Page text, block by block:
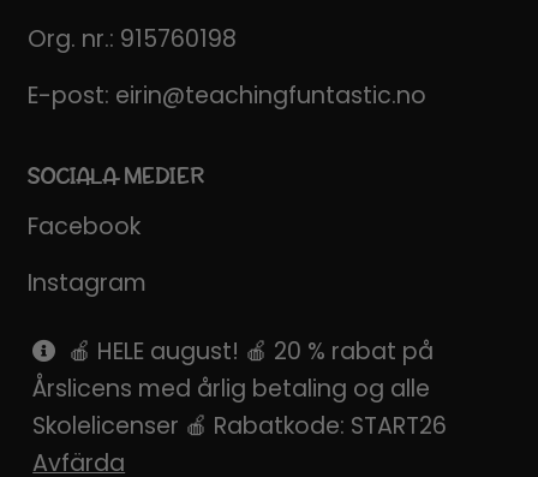
Org. nr.: 915760198
E-post: eirin@teachingfuntastic.no
SOCIALA MEDIER
Facebook
Instagram
Pinterest
SnapChat
🍎 HELE august! 🍎 20 % rabat på
Årslicens med årlig betaling og alle
Skolelicenser 🍎 Rabatkode: START26
Avfärda